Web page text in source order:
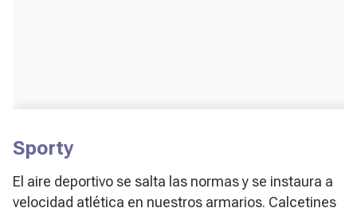
Sporty
El aire deportivo se salta las normas y se instaura a
velocidad atlética en nuestros armarios. Calcetines